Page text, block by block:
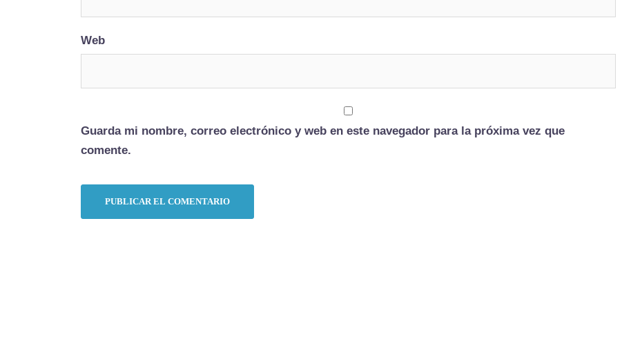
Web
Guarda mi nombre, correo electrónico y web en este navegador para la próxima vez que
comente.